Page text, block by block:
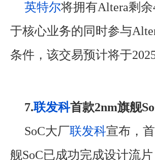
英特尔将拥有Altera剩
于核心业务的同时参与
条件，该交易预计将于
7.联发科首款2nm旗舰
SoC大厂联发科宣布，
舰SoC已成功完成设计流